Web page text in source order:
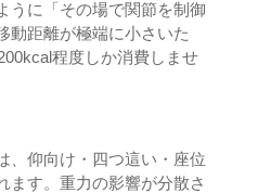
うに「その場で関節を制御
動距離が極端に小さいた
程度しか消費しませ
、仰向け・四つ這い・座位
ます。重力の影響が分散さ